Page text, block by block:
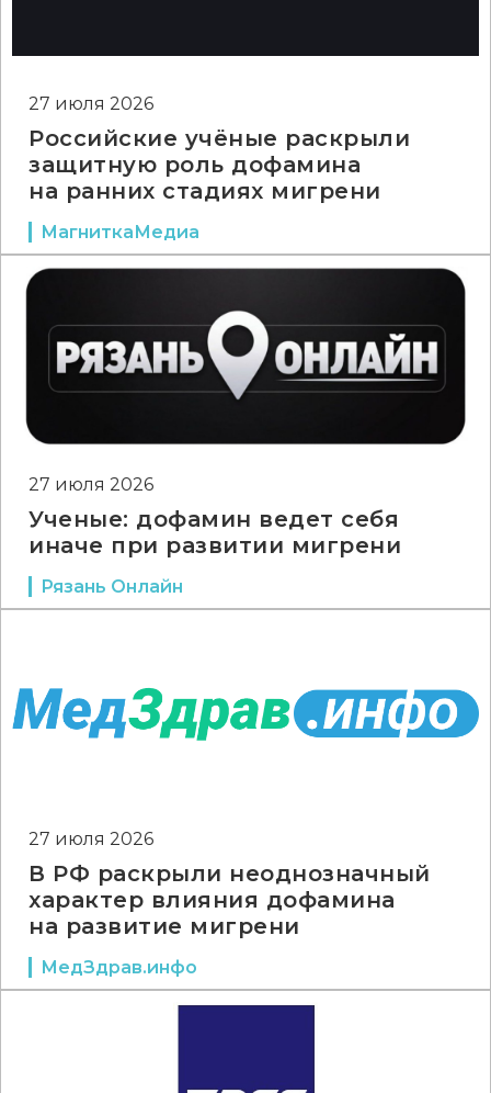
27 июля 2026
Российские учёные раскрыли
защитную роль дофамина
на ранних стадиях мигрени
МагниткаМедиа
27 июля 2026
Ученые: дофамин ведет себя
иначе при развитии мигрени
Рязань Онлайн
27 июля 2026
В РФ раскрыли неоднозначный
характер влияния дофамина
на развитие мигрени
МедЗдрав.инфо